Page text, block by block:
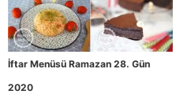
İftar Menüsü Ramazan 28. Gün
2020